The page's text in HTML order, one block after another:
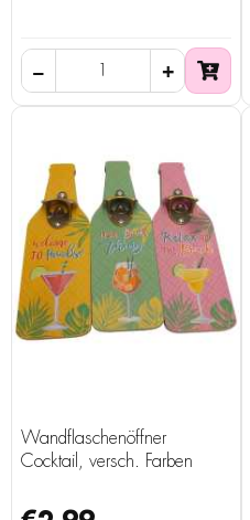
Wandflaschenöffner
Cocktail, versch. Farben